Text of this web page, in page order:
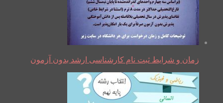
زمان و شرایط ثبت نام کارشناسی ارشد بدون آزمون